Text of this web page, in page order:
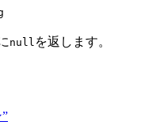
null を返します。